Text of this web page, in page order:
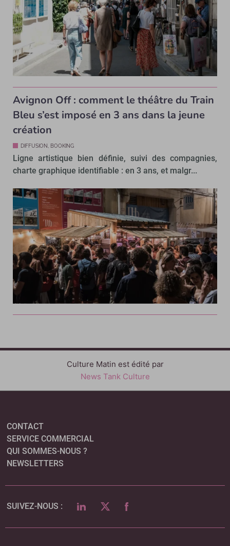
Avignon Off : comment le théâtre du Train
Bleu s’est imposé en 3 ans dans la jeune
création
DIFFUSION, BOOKING
Ligne artistique bien définie, suivi des compagnies,
charte graphique identifiable : en 3 ans, et malgr...
Culture Matin est édité par
News Tank Culture
CONTACT
SERVICE COMMERCIAL
QUI SOMMES-NOUS ?
NEWSLETTERS
SUIVEZ-NOUS : LINKEDINTWITTERFACEBOOK